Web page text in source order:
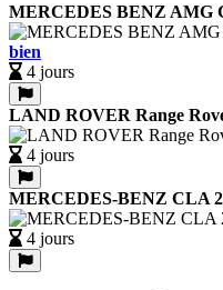
MERCEDES BENZ AMG
bien
4 jours
LAND ROVER Range
4 jours
MERCEDES-BENZ CLA
4 jours